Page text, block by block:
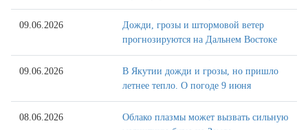
09.06.2026
Дожди, грозы и штормовой ветер
прогнозируются на Дальнем Востоке
09.06.2026
В Якутии дожди и грозы, но пришло
летнее тепло. О погоде 9 июня
08.06.2026
Облако плазмы может вызвать сильную